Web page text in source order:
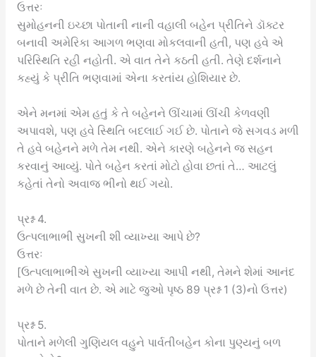
ઉત્તરઃ
સુમોહનની ઇચ્છા પોતાની નાની વહાલી બહેન પ્રીતિને ડૉક્ટર
બનાવી અમેરિકા આગળ ભણવા મોકલવાની હતી, પણ હવે એ
પરિસ્થિતિ રહી નહોતી. એ વાત તેને કઠતી હતી. તેણે દર્શનાને
કહ્યું કે પ્રીતિ ભણવામાં એના કરતાંય હોશિયાર છે.
એને મનમાં એમ હતું કે તે બહેનને ઊંચામાં ઊંચી કેળવણી
અપાવશે, પણ હવે સ્થિતિ બદલાઈ ગઈ છે. પોતાને જે સગવડ મળી
તે હવે બહેનને મળે તેમ નથી. એને કારણે બહેનને જ સહન
કરવાનું આવ્યું. પોતે બહેન કરતાં મોટો હોવા છતાં તે… આટલું
કહેતાં તેનો અવાજ ભીનો થઈ ગયો.
પ્રશ્ન 4.
ઉત્પલાભાભી સુખની શી વ્યાખ્યા આપે છે?
ઉત્તરઃ
[ઉત્પલાભાભીએ સુખની વ્યાખ્યા આપી નથી, તેમને શેમાં આનંદ
મળે છે તેની વાત છે. એ માટે જુઓ પૃષ્ઠ 89 પ્રશ્ન 1 (3)નો ઉત્તર)
પ્રશ્ન 5.
પોતાને મળેલી ગુણિયલ વહુને પાર્વતીબહેન કોના પુણ્યનું બળ